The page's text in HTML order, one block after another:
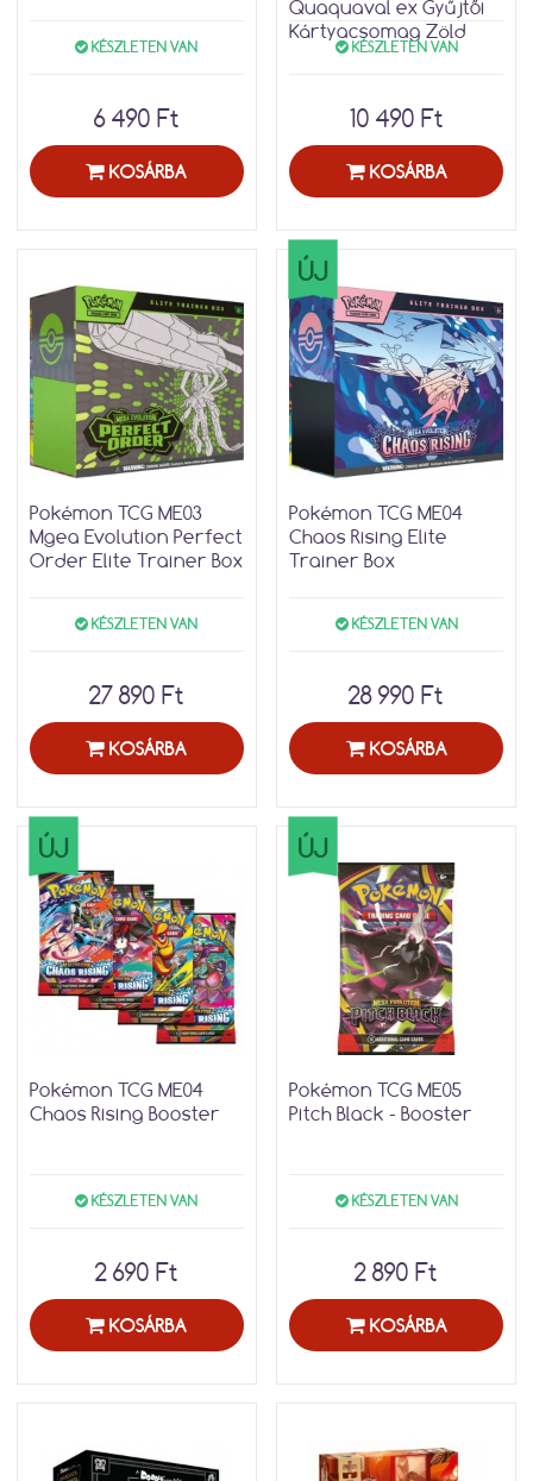
KÉSZLETEN VAN
6 490 Ft
KOSÁRBA
Quaquaval ex Gyűjtői
Kártyacsomag Zöld
KÉSZLETEN VAN
10 490 Ft
KOSÁRBA
Pokémon TCG ME03
Mgea Evolution Perfect
Order Elite Trainer Box
KÉSZLETEN VAN
27 890 Ft
KOSÁRBA
ÚJ
Pokémon TCG ME04
Chaos Rising Elite
Trainer Box
KÉSZLETEN VAN
28 990 Ft
KOSÁRBA
ÚJ
Pokémon TCG ME04
Chaos Rising Booster
KÉSZLETEN VAN
2 690 Ft
KOSÁRBA
ÚJ
Pokémon TCG ME05
Pitch Black - Booster
KÉSZLETEN VAN
2 890 Ft
KOSÁRBA